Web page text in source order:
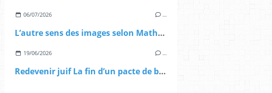
06/07/2026 …
L’autre sens des images selon Mathilde Lemonnier
19/06/2026 …
Redevenir juif La fin d’un pacte de blanchiment réciproque - Michel Feher